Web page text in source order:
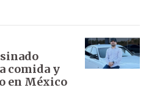
comida y
en México